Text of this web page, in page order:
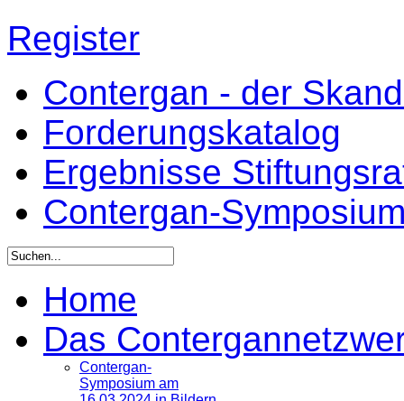
Register
Contergan - der
Forderungskatalog
Ergebnisse
Contergan-
Home
Das
Contergan-
Symposium am